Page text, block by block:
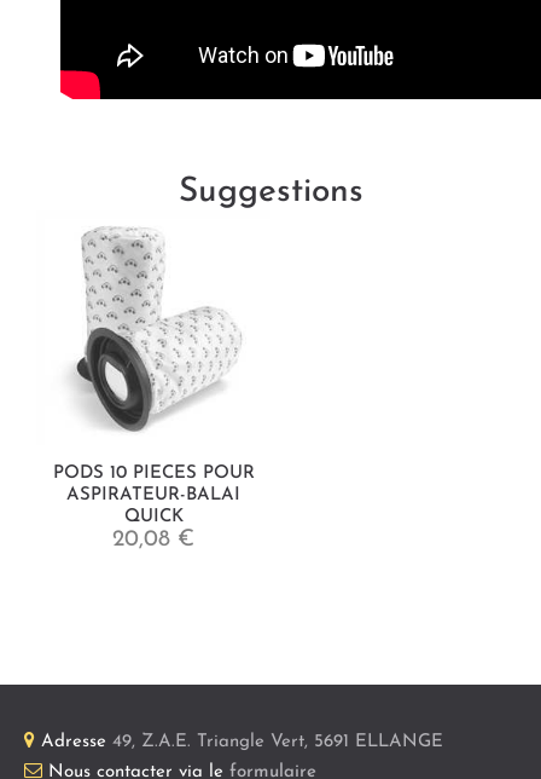
Suggestions
PODS 10 PIECES POUR
ASPIRATEUR-BALAI
QUICK
20,08 €
Adresse 49, Z.A.E. Triangle Vert, 5691 ELLANGE
Nous contacter via le formulaire